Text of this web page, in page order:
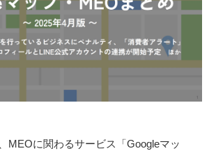
イベント・レポート
ニュース
コラム
MEOに関わるサービス「Googleマッ